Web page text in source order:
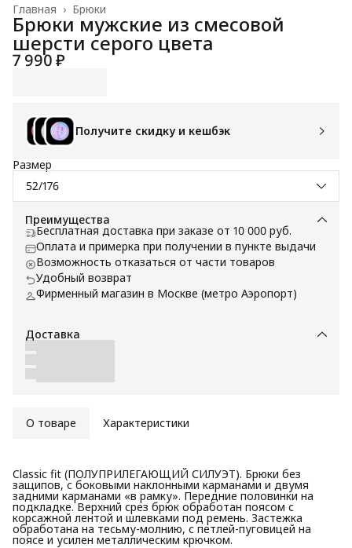
Брюки
Главная ›
Брюки мужские из смесовой
шерсти серого цвета
7 990 ₽
Получите скидку и кешбэк
Размер
52/176
Преимущества
Бесплатная доставка при заказе от 10 000 руб.
Оплата и примерка при получении в пункте выдачи
Возможность отказаться от части товаров
Удобный возврат
Фирменный магазин в Москве (метро Аэропорт)
Доставка
О товаре Характеристики
Classic fit (ПОЛУПРИЛЕГАЮЩИЙ СИЛУЭТ). Брюки без
защипов, с боковыми наклонными карманами и двумя
задними карманами «в рамку». Передние половинки на
подкладке. Верхний срез брюк обработан поясом с
корсажной лентой и шлевками под ремень. Застежка
обработана на тесьму-молнию, с петлей-пуговицей на
поясе и усилен металлическим крючком.